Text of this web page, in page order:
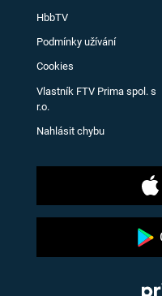
HbbTV
Podmínky užívání
Cookies
Vlastník FTV Prima spol. s
r.o.
Nahlásit chybu